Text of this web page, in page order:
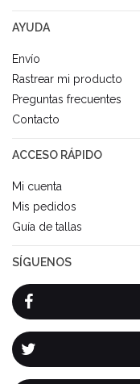
AYUDA
Envío
Rastrear mi producto
Preguntas frecuentes
Contacto
ACCESO RÁPIDO
Mi cuenta
Mis pedidos
Guía de tallas
SÍGUENOS